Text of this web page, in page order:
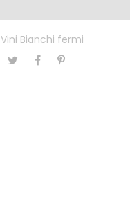
Vini Bianchi fermi